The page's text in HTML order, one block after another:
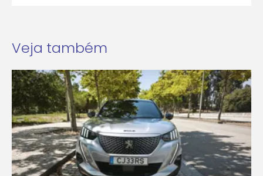
Veja também